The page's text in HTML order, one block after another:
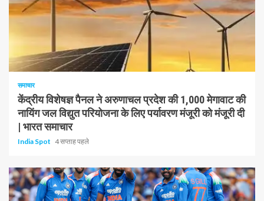
1 न्यूनतम पढ़ा
समाचार
केंद्रीय विशेषज्ञ पैनल ने अरुणाचल प्रदेश की 1,000 मेगावाट की
नायिंग जल विद्युत परियोजना के लिए पर्यावरण मंजूरी को मंजूरी दी
| भारत समाचार
India Spot 4 सप्ताह पहले